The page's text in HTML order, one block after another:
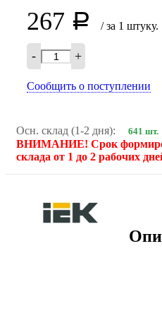
267 Р / за 1 штуку.
- +
Сообщить о поступлении
Осн. склад (1-2 дня): 641 шт.
ВНИМАНИЕ! Срок
склада от 1 до 2 рабочих